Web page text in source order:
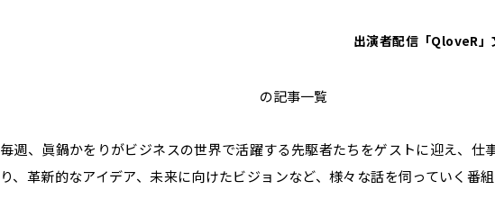
出演者配信「QloveR」
眞鍋かをりのBUSINESS
の記事一覧
毎週、眞鍋かをりがビジネスの世界で活躍する先駆者たちをゲストに迎え、仕
り、革新的なアイデア、未来に向けたビジョンなど、様々な話を伺っていく番